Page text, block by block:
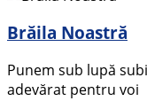
Brăila Noastră
Punem sub lupă
adevărat pentru voi